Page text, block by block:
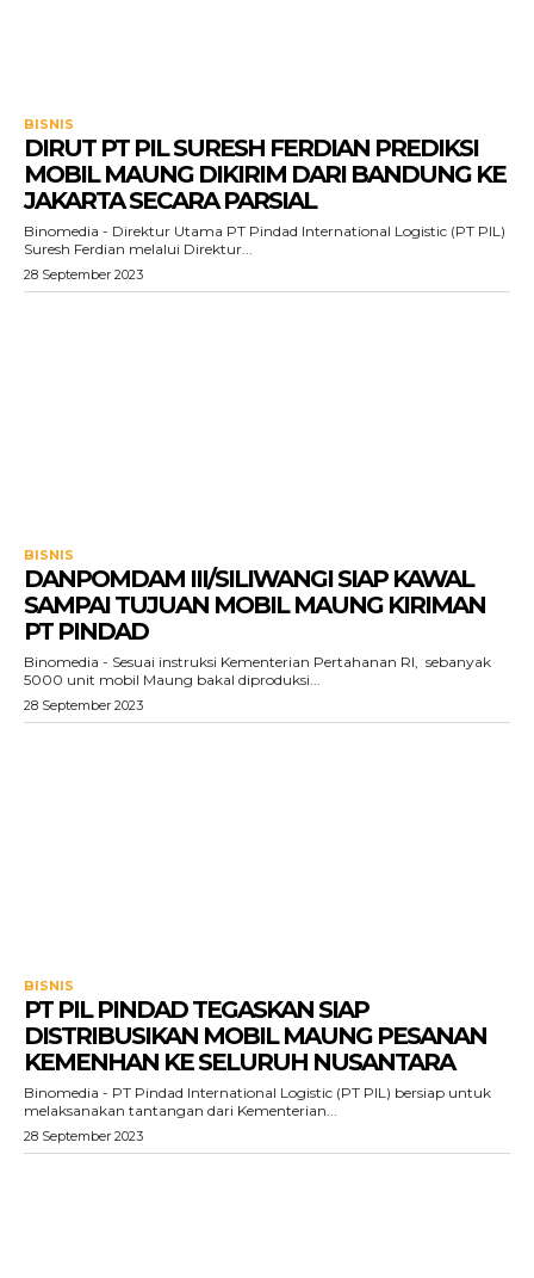
BISNIS
DIRUT PT PIL SURESH FERDIAN PREDIKSI
MOBIL MAUNG DIKIRIM DARI BANDUNG KE
JAKARTA SECARA PARSIAL
Binomedia - Direktur Utama PT Pindad International Logistic (PT PIL)
Suresh Ferdian melalui Direktur...
28 September 2023
BISNIS
DANPOMDAM III/SILIWANGI SIAP KAWAL
SAMPAI TUJUAN MOBIL MAUNG KIRIMAN
PT PINDAD
Binomedia - Sesuai instruksi Kementerian Pertahanan RI, sebanyak
5000 unit mobil Maung bakal diproduksi...
28 September 2023
BISNIS
PT PIL PINDAD TEGASKAN SIAP
DISTRIBUSIKAN MOBIL MAUNG PESANAN
KEMENHAN KE SELURUH NUSANTARA
Binomedia - PT Pindad International Logistic (PT PIL) bersiap untuk
melaksanakan tantangan dari Kementerian...
28 September 2023